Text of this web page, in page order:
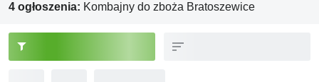
4 ogłoszenia: Kombajny do zboża Bratoszewice